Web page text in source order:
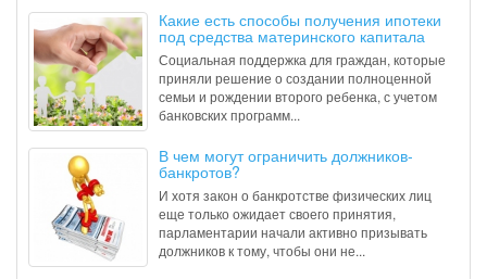
Какие есть способы получения ипотеки
под средства материнского капитала
Социальная поддержка для граждан, которые
приняли решение о создании полноценной
семьи и рождении второго ребенка, с учетом
банковских программ...
В чем могут ограничить должников-
банкротов?
И хотя закон о банкротстве физических лиц
еще только ожидает своего принятия,
парламентарии начали активно призывать
должников к тому, чтобы они не...